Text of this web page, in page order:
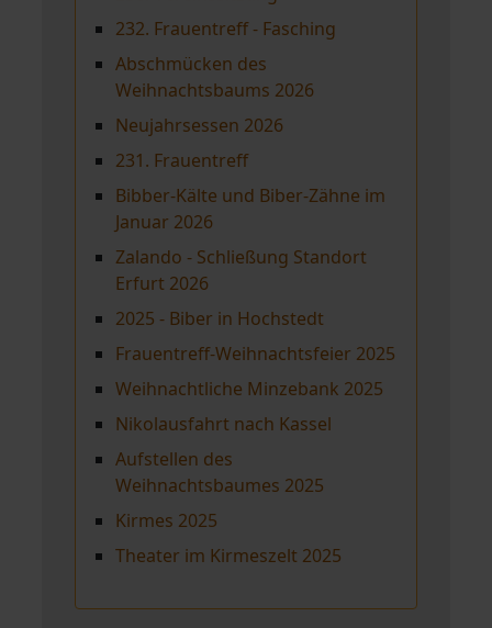
232. Frauentreff - Fasching
Abschmücken des
Weihnachtsbaums 2026
Neujahrsessen 2026
231. Frauentreff
Bibber-Kälte und Biber-Zähne im
Januar 2026
Zalando - Schließung Standort
Erfurt 2026
2025 - Biber in Hochstedt
Frauentreff-Weihnachtsfeier 2025
Weihnachtliche Minzebank 2025
Nikolausfahrt nach Kassel
Aufstellen des
Weihnachtsbaumes 2025
Kirmes 2025
Theater im Kirmeszelt 2025